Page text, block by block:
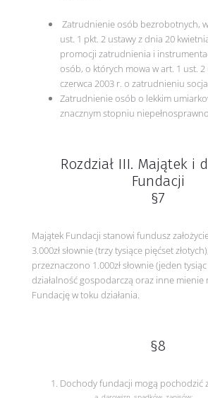
Zatrudnienie osób bezrobotnych,
ust. 1 pkt. 2 ustawy z dnia 20
promocji zatrudnienia i
osób, o których mowa w art. 1 ust. 2
czerwca 2003 r. o zatrudnieniu
Zatrudnienie osób o lekkim
znacznym stopniu
Rozdział III. Majątek i
Fundacji
§7
Majątek Fundacji stanowi fundusz
3.000zł słownie (trzy tysiące pięćset
przeznaczono 1.000zł słownie (jeden
działalność gospodarczą oraz inne mienie
Fundację w toku działania.
§8
Dochody fundacji mogą pochodzić